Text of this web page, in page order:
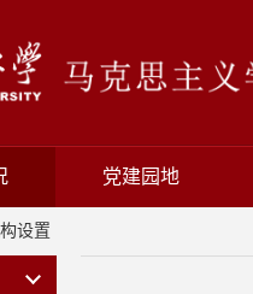
党建园地
设置